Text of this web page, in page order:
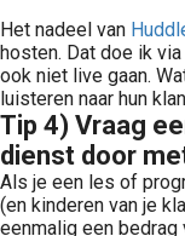
Het nadeel van
hosten. Dat doe ik
ook niet live gaan.
luisteren naar hun
Tip 4) Vraag
dienst door
Als je een les of
(en kinderen van je
eenmalig een bedrag